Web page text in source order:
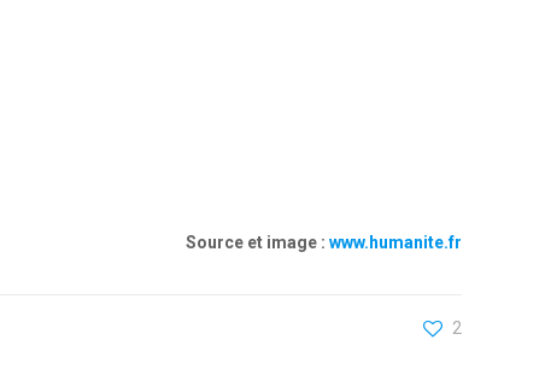
Source et image : www.humanite.fr
2